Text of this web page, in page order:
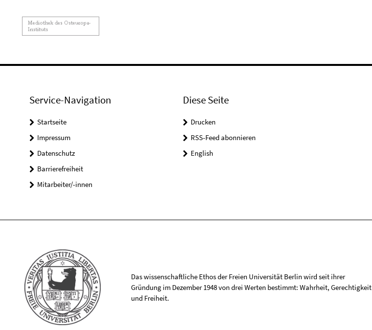
Service-Navigation
Startseite
Impressum
Datenschutz
Barrierefreiheit
Mitarbeiter/-innen
Diese Seite
Drucken
RSS-Feed abonnieren
English
Das wissenschaftliche Ethos der Freien Universität Berlin wird seit ihrer
Gründung im Dezember 1948 von drei Werten bestimmt: Wahrheit, Gerechtigkeit
und Freiheit.